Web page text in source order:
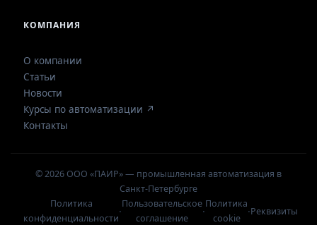
КОМПАНИЯ
О компании
Статьи
Новости
Курсы по автоматизации ↗
Контакты
© 2026 ООО «ПАИР» — промышленная автоматизация в
Санкт-Петербурге
Политика
конфиденциальности
·
Пользовательское
соглашение
·
Политика
cookie
·Реквизиты